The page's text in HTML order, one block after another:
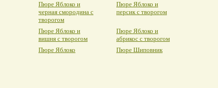
Пюре Яблоко и
черная смородина с
творогом
Пюре Яблоко и
персик с творогом
Пюре Яблоко и
вишня с творогом
Пюре Яблоко и
абрикос с творогом
Пюре Яблоко
Пюре Шиповник